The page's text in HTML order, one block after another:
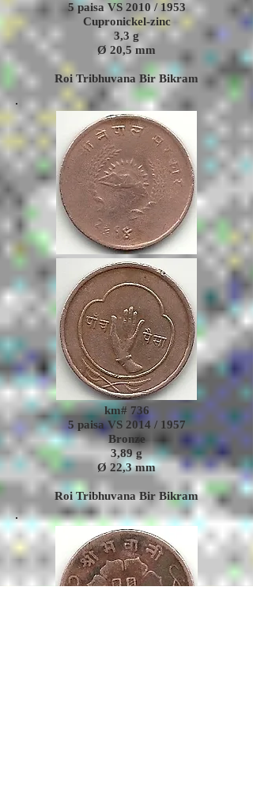
5 paisa VS 2010 / 1953
Cupronickel-zinc
3,3 g
Ø 20,5 mm
Roi Tribhuvana Bir Bikram
km# 736
5 paisa VS 2014 / 1957
Bronze
3,89g
Ø 22,3 mm
Roi Tribhuvana Bir Bikram